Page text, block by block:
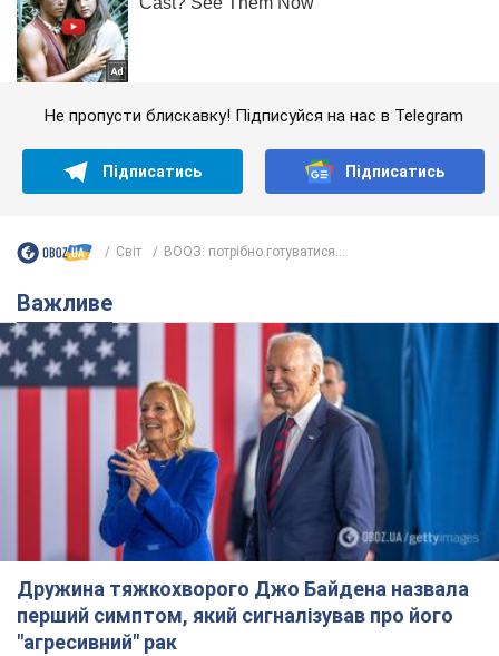
Не пропусти блискавку! Підписуйся на нас в Telegram
Підписатись Підписатись
Світ ВООЗ: потрібно готуватися...
Важливе
Дружина тяжкохворого Джо Байдена назвала
перший симптом, який сигналізував про його
"агресивний" рак